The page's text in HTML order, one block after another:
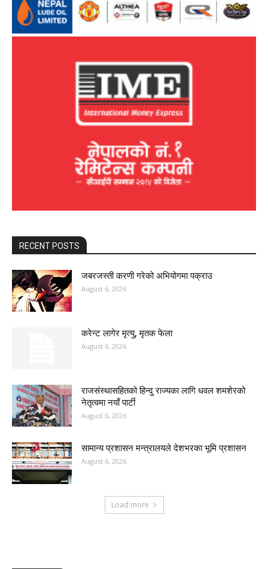
RECENT POSTS
जबरजस्ती करणी गरेको अभियोगमा पक्राउ
August 6, 2026
करेन्ट लागेर मृत्यु, मृतक फेला
August 6, 2026
राजसंस्थासहितको हिन्दु राज्यका लागि धवल शमशेरको
नेतृत्वमा नयाँ पार्टी
August 6, 2026
सामान्य प्रशासन मन्त्रालयले देशभरका भूमि प्रशासन
August 6, 2026
Load more